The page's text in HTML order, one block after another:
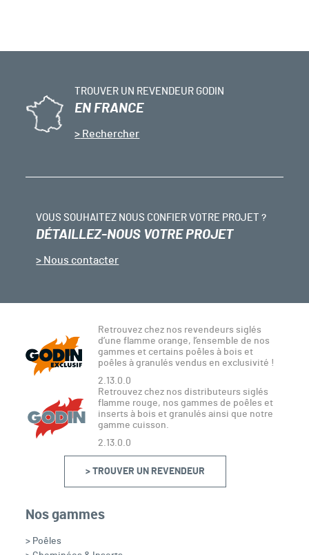
TROUVER UN REVENDEUR GODIN
EN FRANCE
Rechercher
VOUS SOUHAITEZ NOUS CONFIER VOTRE PROJET ?
DÉTAILLEZ-NOUS VOTRE PROJET
Nous contacter
Retrouvez chez nos revendeurs siglés
d’une flamme orange, l’ensemble de nos
gammes et certains poêles à bois et
poêles à granulés vendus en exclusivité !
2.13.0.0
Retrouvez chez nos distributeurs siglés
flamme rouge, nos gammes de poêles et
inserts à bois et granulés ainsi que notre
gamme cuisson.
2.13.0.0
> TROUVER UN REVENDEUR
Nos gammes
> Poêles